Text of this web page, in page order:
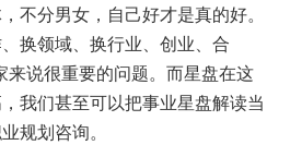
不分男女，自己好才是真的好。
换领域、换行业、创业、合
说很重要的问题。而星盘在这
我们甚至可以把事业星盘解读当
规划咨询。